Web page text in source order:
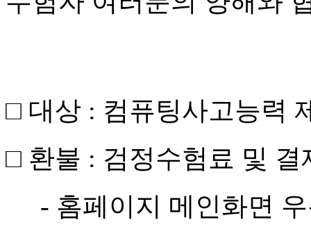
□ 대상 : 컴퓨팅사고능력
□ 환불 : 검정수험료 및
- 홈페이지 메인화면 우